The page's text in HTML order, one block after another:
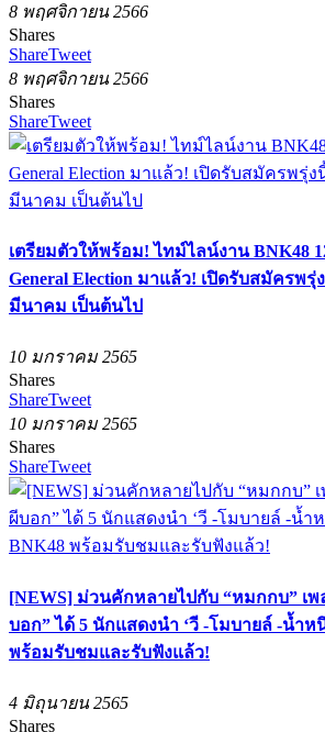
8 พฤศจิกายน 2566
Shares
ShareTweet
8 พฤศจิกายน 2566
Shares
ShareTweet
เตรียมตัวให้พร้อม! ไทม์ไลน์งาน BNK48
General Election มาแล้ว! เปิดรับสมัครพ
มีนาคม เป็นต้นไป
10 มกราคม 2565
Shares
ShareTweet
10 มกราคม 2565
Shares
ShareTweet
[NEWS] ม่วนคักหลายไปกับ “หมกกบ” เ
บอก” ได้ 5 นักแสดงนำ ‘วี -โมบายล์ -น้ำหนึ่
พร้อมรับชมและรับฟังแล้ว!
4 มิถุนายน 2565
Shares